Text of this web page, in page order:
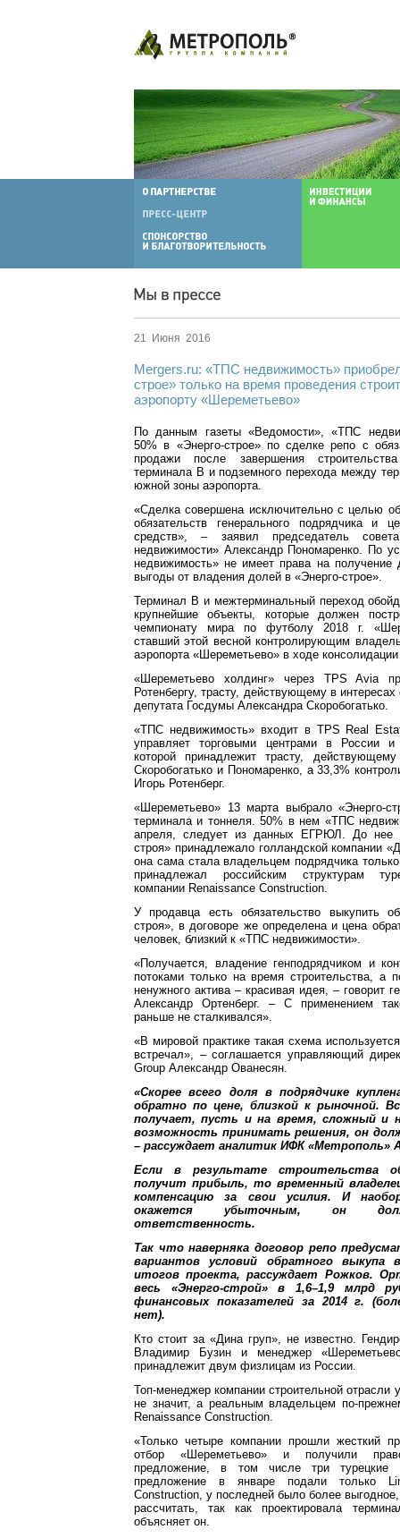
21 Июня 2016
Mergers.ru: «ТПС недвижимость»
строе» только на время проведения
аэропорту «Шереметьево»
По данным газеты «Ведомости», «ТПС
50% в «Энерго-строе» по сделке репо с
продажи после завершения
терминала В и подземного перехода между
южной зоны аэропорта.
«Сделка совершена исключительно с целью
обязательств генерального подрядчика и
средств», – заявил председатель
недвижимости» Александр Пономаренко. По
недвижимость» не имеет права на получение
выгоды от владения долей в «Энерго-строе».
Терминал В и межтерминальный переход
крупнейшие объекты, которые должен
чемпионату мира по футболу 2018 г.
ставший этой весной контролирующим
аэропорта «Шереметьево» в ходе консолидации
«Шереметьево холдинг» через TPS Avia
Ротенбергу, трасту, действующему в
депутата Госдумы Александра Скоробогатько.
«ТПС недвижимость» входит в TPS Real
управляет торговыми центрами в России
которой принадлежит трасту,
Скоробогатько и Пономаренко, а 33,3%
Игорь Ротенберг.
«Шереметьево» 13 марта выбрало «Энерго-
терминала и тоннеля. 50% в нем «ТПС
апреля, следует из данных ЕГРЮЛ. До нее
строя» принадлежало голландской компании
она сама стала владельцем подрядчика
принадлежал российским структурам
компании Renaissance Construction.
У продавца есть обязательство выкупить
строя», в договоре же определена и цена
человек, близкий к «ТПС недвижимости».
«Получается, владение генподрядчиком и
потоками только на время строительства, а
ненужного актива – красивая идея, – говорит
Александр Ортенберг. – С применением
раньше не сталкивался».
«В мировой практике такая схема
встречал», – соглашается управляющий
Group Александр Ованесян.
«Скорее всего доля в подрядчике
обратно по цене, близкой к рыночной.
получает, пусть и на время, сложный и
возможность принимать решения, он
– рассуждает аналитик ИФК «Метрополь»
Если в результате строительства
получит прибыль, то временный
компенсацию за свои усилия. И
окажется убыточным, он
ответственность.
Так что наверняка договор репо
вариантов условий обратного выкупа
итогов проекта, рассуждает Рожков.
весь «Энерго-строй» в 1,6–1,9 млрд
финансовых показателей за 2014 г.
нет).
Кто стоит за «Дина груп», не известно.
Владимир Бузин и менеджер
принадлежит двум физлицам из России.
Топ-менеджер компании строительной отрасли
не значит, а реальным владельцем по-
Renaissance Construction.
«Только четыре компании прошли жесткий
отбор «Шереметьево» и получили
предложение, в том числе три турецкие
предложение в январе подали только
Construction, у последней было более
рассчитать, так как проектировала
объясняет он.